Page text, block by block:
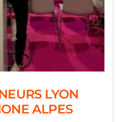
LYON
ALPES